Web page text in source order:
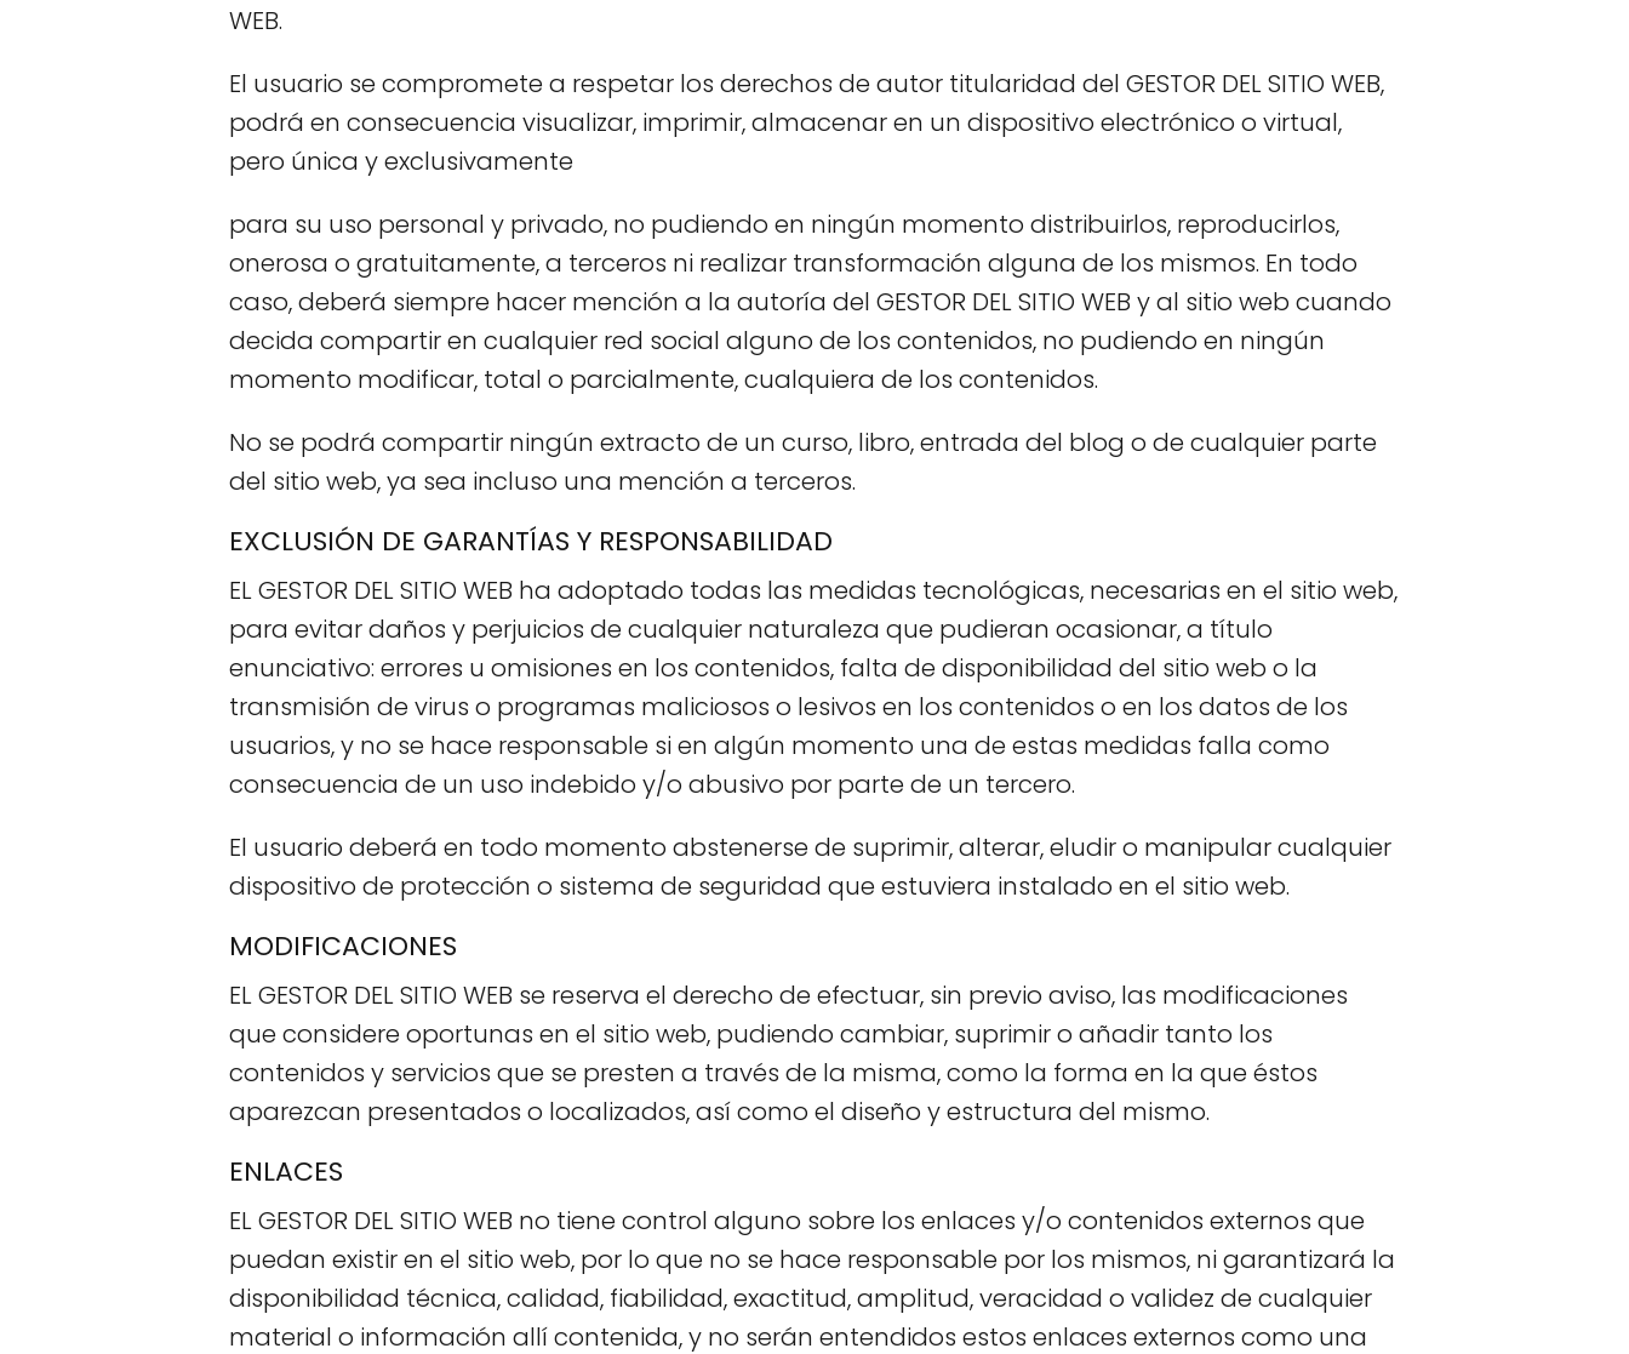
WEB.
El usuario se compromete a respetar los derechos de autor titularidad del GESTOR DEL SITIO WEB,
podrá en consecuencia visualizar, imprimir, almacenar en un dispositivo electrónico o virtual,
pero única y exclusivamente
para su uso personal y privado, no pudiendo en ningún momento distribuirlos, reproducirlos,
onerosa o gratuitamente, a terceros ni realizar transformación alguna de los mismos. En todo
caso, deberá siempre hacer mención a la autoría del GESTOR DEL SITIO WEB y al sitio web cuando
decida compartir en cualquier red social alguno de los contenidos, no pudiendo en ningún
momento modificar, total o parcialmente, cualquiera de los contenidos.
No se podrá compartir ningún extracto de un curso, libro, entrada del blog o de cualquier parte
del sitio web, ya sea incluso una mención a terceros.
EXCLUSIÓN DE GARANTÍAS Y RESPONSABILIDAD
EL GESTOR DEL SITIO WEB ha adoptado todas las medidas tecnológicas, necesarias en el sitio web,
para evitar daños y perjuicios de cualquier naturaleza que pudieran ocasionar, a título
enunciativo: errores u omisiones en los contenidos, falta de disponibilidad del sitio web o la
transmisión de virus o programas maliciosos o lesivos en los contenidos o en los datos de los
usuarios, y no se hace responsable si en algún momento una de estas medidas falla como
consecuencia de un uso indebido y/o abusivo por parte de un tercero.
El usuario deberá en todo momento abstenerse de suprimir, alterar, eludir o manipular cualquier
dispositivo de protección o sistema de seguridad que estuviera instalado en el sitio web.
MODIFICACIONES
EL GESTOR DEL SITIO WEB se reserva el derecho de efectuar, sin previo aviso, las modificaciones
que considere oportunas en el sitio web, pudiendo cambiar, suprimir o añadir tanto los
contenidos y servicios que se presten a través de la misma, como la forma en la que éstos
aparezcan presentados o localizados, así como el diseño y estructura del mismo.
ENLACES
EL GESTOR DEL SITIO WEB no tiene control alguno sobre los enlaces y/o contenidos externos que
puedan existir en el sitio web, por lo que no se hace responsable por los mismos, ni garantizará la
disponibilidad técnica, calidad, fiabilidad, exactitud, amplitud, veracidad o validez de cualquier
material o información allí contenida, y no serán entendidos estos enlaces externos como una